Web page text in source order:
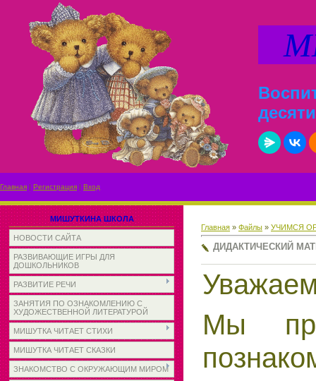
Главная | Регистрация | Вход
МИШУТКИНА ШКОЛА
НОВОСТИ САЙТА
РАЗВИВАЮЩИЕ ИГРЫ ДЛЯ
ДОШКОЛЬНИКОВ
РАЗВИТИЕ РЕЧИ
ЗАНЯТИЯ ПО ОЗНАКОМЛЕНИЮ С
ХУДОЖЕСТВЕННОЙ ЛИТЕРАТУРОЙ
МИШУТКА ЧИТАЕТ СТИХИ
МИШУТКА ЧИТАЕТ СКАЗКИ
ЗНАКОМСТВО С ОКРУЖАЮЩИМ МИРОМ
Главная » Файлы » УЧИМСЯ
ДИДАКТИЧЕСКИЙ
Мы